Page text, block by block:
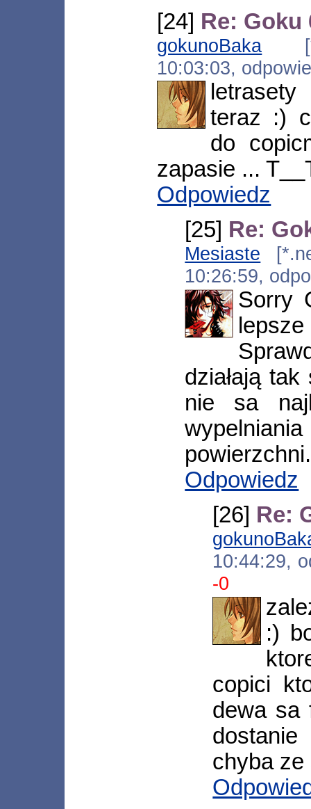
[24] Re: Goku
gokunoBaka
10:03:03,
teraz :)
do
zapasie ...
Odpowiedz
[25] Re:
Mesiaste
10:26:59,
Sorry
działają
nie sa
powierzchni.
Odpowiedz
[26] Re:
10:44:29,
-0
:)
copici
dewa sa
chyba ze